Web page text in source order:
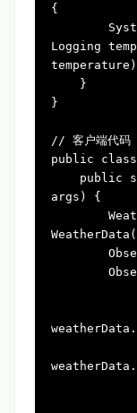
{
Logging
}
// 客户端代码
public
class
public
args)
{
WeatherData